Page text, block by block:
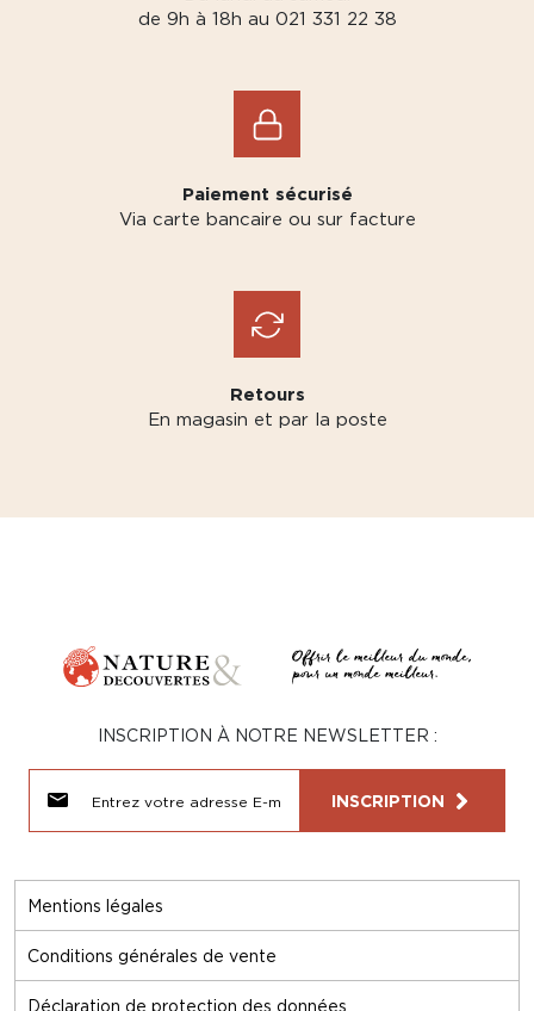
de 9h à 18h au 021 331 22 38
Paiement sécurisé
Via carte bancaire ou sur facture
Retours
En magasin et par la poste
Mentions légales
Conditions générales de vente
Déclaration de protection des données
INSCRIPTION À NOTRE NEWSLETTER :
INSCRIPTION